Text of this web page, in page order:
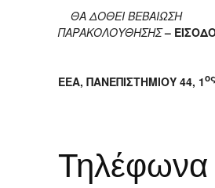
ΘΑ ΔΟΘΕΙ ΒΕΒΑΙΩΣΗ
ΠΑΡΑΚΟΛΟΥΘΗΣΗΣ–
ΕΕΑ, ΠΑΝΕΠΙΣΤΗΜΙΟΥ 44, 1ος
Τηλέφωνα